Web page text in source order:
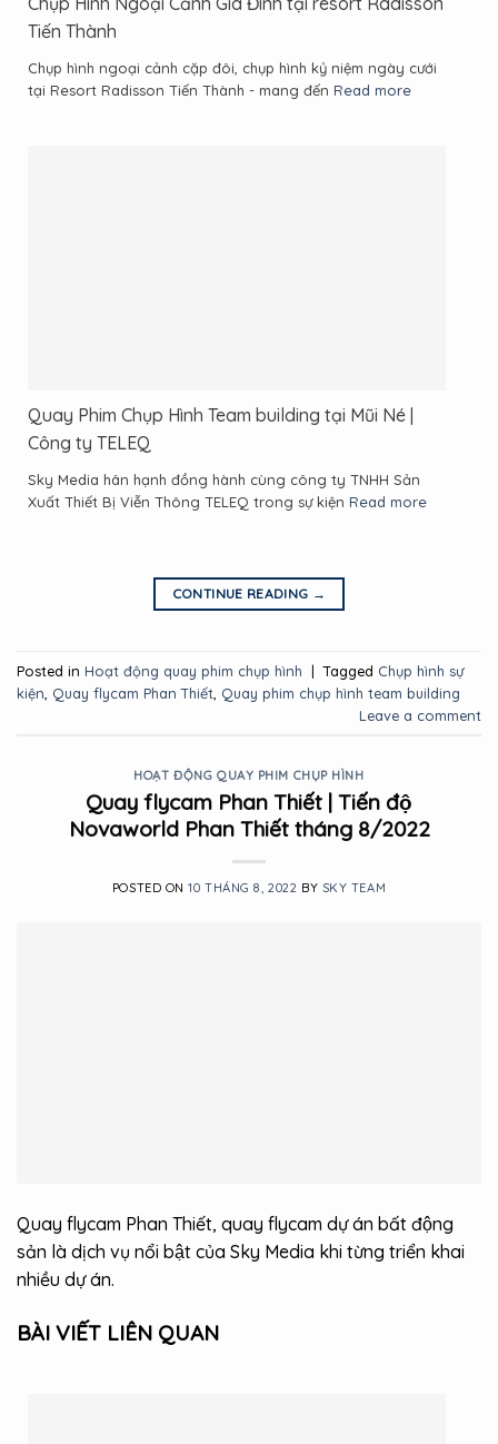
Tiến Thành
Chụp hình ngoại cảnh cặp đôi, chụp hình kỷ niệm ngày cưới
tại Resort Radisson Tiến Thành - mang đến Read more
Quay Phim Chụp Hình Team building tại Mũi Né |
Công ty TELEQ
Sky Media hân hạnh đồng hành cùng công ty TNHH Sản
Xuất Thiết Bị Viễn Thông TELEQ trong sự kiện Read more
CONTINUE READING →
Posted in Hoạt động quay phim chụp hình | Tagged Chụp hình sự
kiện Quay flycam Phan Thiết Quay phim chụp hình team building
Leave a comment
HOẠT ĐỘNG QUAY PHIM CHỤP HÌNH
Quay flycam Phan Thiết | Tiến độ
Novaworld Phan Thiết tháng 8/2022
POSTED ON10 THÁNG 8, 2022 BY SKY TEAM
Quay flycam Phan Thiết, quay flycam dự án bất động
sản là dịch vụ nổi bật của Sky Media khi từng triển khai
nhiều dự án.
BÀI VIẾT LIÊN QUAN